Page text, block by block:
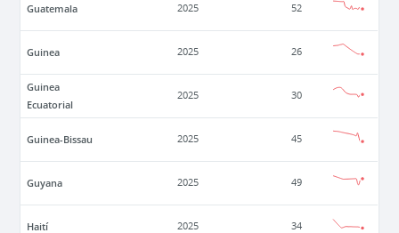
Guatemala 2025 52
Guinea 2025 26
Guinea
Ecuatorial
2025 30
Guinea-Bissau 2025 45
Guyana 2025 49
Haití 2025 34